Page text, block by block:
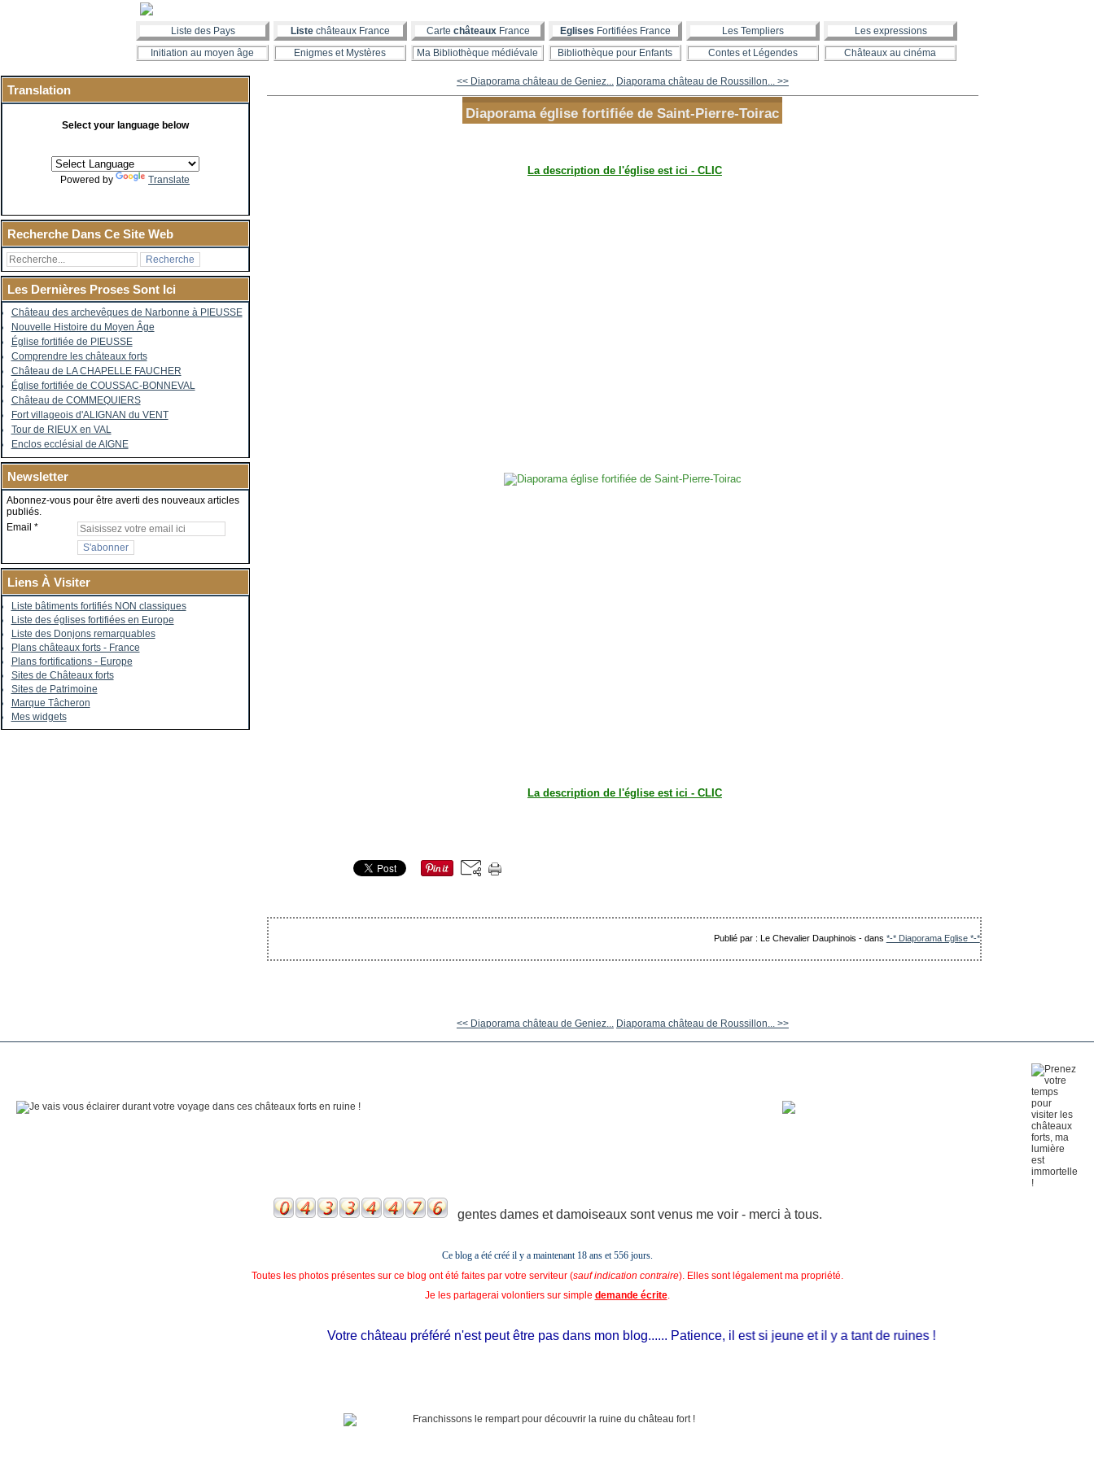
Liste des Pays Liste châteaux France Carte châteauxFrance Eglises Fortifiées France Les Templiers
Les expressions
Initiation au moyen âge
Enigmes et Mystères Ma Bibliothèque médiévale Bibliothèque pour Enfants Contes et Légendes Châteaux au cinéma
Translation
Select your language below
Powered by Translate
Recherche Dans Ce Site Web
Les Dernières Proses Sont Ici
Château des archevêques de Narbonne à PIEUSSE
Nouvelle Histoire du Moyen Âge
Église fortifiée de PIEUSSE
Comprendre les châteaux forts
Château de LA CHAPELLE FAUCHER
Église fortifiée de COUSSAC-BONNEVAL
Château de COMMEQUIERS
Fort villageois d'ALIGNAN du VENT
Tour de RIEUX en VAL
Enclos ecclésial de AIGNE
Newsletter
Abonnez-vous pour être averti des nouveaux articles
publiés.
Email
Liens À Visiter
Liste bâtiments fortifiés NON classiques
Liste des églises fortifiées en Europe
Liste des Donjons remarquables
Plans châteaux forts - France
Plans fortifications - Europe
Sites de Châteaux forts
Sites de Patrimoine
Marque Tâcheron
Mes widgets
<< Diaporama château de Geniez... Diaporama château de Roussillon... >>
Diaporama église fortifiée de Saint-Pierre-Toirac
La description de l'église est ici - CLIC
La description de l'église est ici - CLIC
Publié par : Le Chevalier Dauphinois -dans *-* Diaporama Eglise *-*
<< Diaporama château de Geniez... Diaporama château de Roussillon... >>
gentes dames et damoiseaux sont venus me voir - merci à tous.
Ce blog a été créé il y a maintenant 18 ans et556 jours.
Toutes les photos présentes sur ce blog ont été faites par votre serviteur (sauf indication contraire). Elles sont légalement ma propriété.
Je les partagerai volontiers sur simple demande écrite.
Votre château préféré n'est peut être pas dans mon blog...... Patience, il est si jeune et il y a tant de ruines !